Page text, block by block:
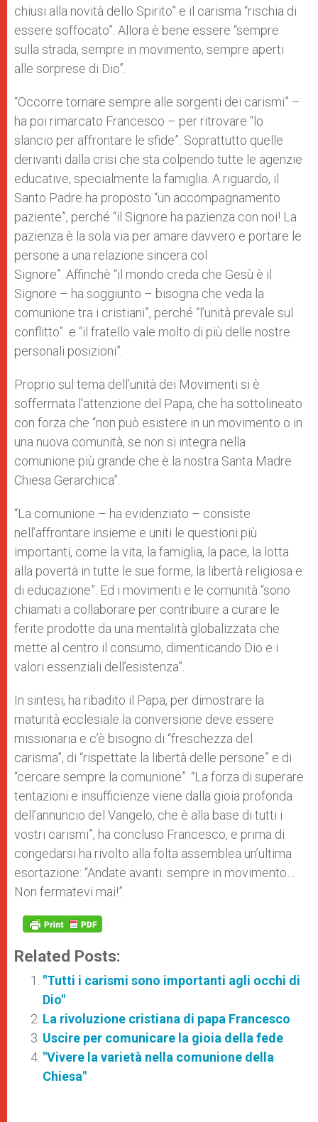
chiusi alla novità dello Spirito” e il carisma “rischia di
essere soffocato”. Allora è bene essere “sempre
sulla strada, sempre in movimento, sempre aperti
alle sorprese di Dio”.
“Occorre tornare sempre alle sorgenti dei carismi” –
ha poi rimarcato Francesco – per ritrovare “lo
slancio per affrontare le sfide”. Soprattutto quelle
derivanti dalla crisi che sta colpendo tutte le agenzie
educative, specialmente la famiglia. A riguardo, il
Santo Padre ha proposto “un accompagnamento
paziente”, perché “il Signore ha pazienza con noi! La
pazienza è la sola via per amare davvero e portare le
persone a una relazione sincera col
Signore”. Affinchè “il mondo creda che Gesù è il
Signore – ha soggiunto – bisogna che veda la
comunione tra i cristiani”, perché “l’unità prevale sul
conflitto” e “il fratello vale molto di più delle nostre
personali posizioni”.
Proprio sul tema dell’unità dei Movimenti si è
soffermata l’attenzione del Papa, che ha sottolineato
con forza che “non può esistere in un movimento o in
una nuova comunità, se non si integra nella
comunione più grande che è la nostra Santa Madre
Chiesa Gerarchica”.
“La comunione – ha evidenziato – consiste
nell’affrontare insieme e uniti le questioni più
importanti, come la vita, la famiglia, la pace, la lotta
alla povertà in tutte le sue forme, la libertà religiosa e
di educazione”. Ed i movimenti e le comunità “sono
chiamati a collaborare per contribuire a curare le
ferite prodotte da una mentalità globalizzata che
mette al centro il consumo, dimenticando Dio e i
valori essenziali dell’esistenza”.
In sintesi, ha ribadito il Papa, per dimostrare la
maturità ecclesiale la conversione deve essere
missionaria e c’è bisogno di “freschezza del
carisma”, di “rispettate la libertà delle persone” e di
“cercare sempre la comunione”. “La forza di superare
tentazioni e insufficienze viene dalla gioia profonda
dell’annuncio del Vangelo, che è alla base di tutti i
vostri carismi”, ha concluso Francesco, e prima di
congedarsi ha rivolto alla folta assemblea un’ultima
esortazione: “Andate avanti: sempre in movimento…
Non fermatevi mai!”.
Related Posts:
"Tutti i carismi sono importanti agli occhi di
Dio"
La rivoluzione cristiana di papa Francesco
Uscire per comunicare la gioia della fede
"Vivere la varietà nella comunione della
Chiesa"